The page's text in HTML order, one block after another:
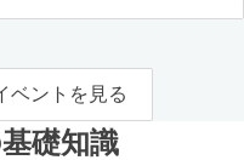
ベントを見る
礎知識